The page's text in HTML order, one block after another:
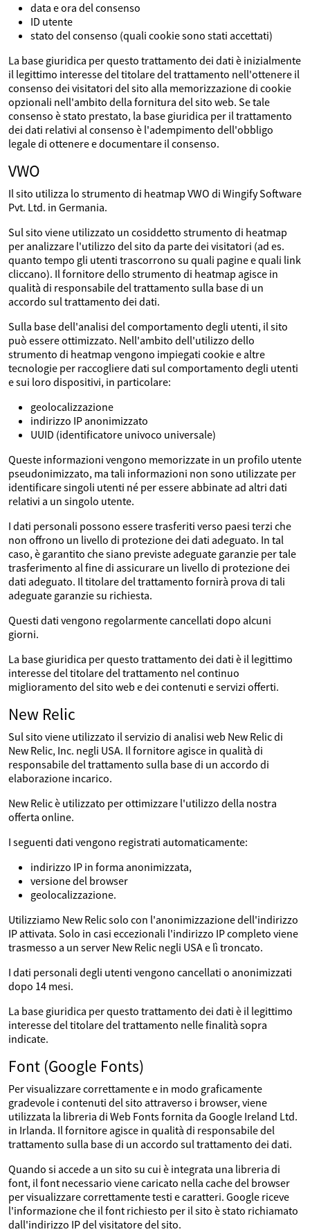
data e ora del consenso
ID utente
stato del consenso (quali cookie sono stati accettati)
La base giuridica per questo trattamento dei dati è inizialmente
il legittimo interesse del titolare del trattamento nell'ottenere il
consenso dei visitatori del sito alla memorizzazione di cookie
opzionali nell'ambito della fornitura del sito web. Se tale
consenso è stato prestato, la base giuridica per il trattamento
dei dati relativi al consenso è l'adempimento dell'obbligo
legale di ottenere e documentare il consenso.
VWO
Il sito utilizza lo strumento di heatmap VWO di Wingify Software
Pvt. Ltd. in Germania.
Sul sito viene utilizzato un cosiddetto strumento di heatmap
per analizzare l'utilizzo del sito da parte dei visitatori (ad es.
quanto tempo gli utenti trascorrono su quali pagine e quali link
cliccano). Il fornitore dello strumento di heatmap agisce in
qualità di responsabile del trattamento sulla base di un
accordo sul trattamento dei dati.
Sulla base dell'analisi del comportamento degli utenti, il sito
può essere ottimizzato. Nell'ambito dell'utilizzo dello
strumento di heatmap vengono impiegati cookie e altre
tecnologie per raccogliere dati sul comportamento degli utenti
e sui loro dispositivi, in particolare:
geolocalizzazione
indirizzo IP anonimizzato
UUID (identificatore univoco universale)
Queste informazioni vengono memorizzate in un profilo utente
pseudonimizzato, ma tali informazioni non sono utilizzate per
identificare singoli utenti né per essere abbinate ad altri dati
relativi a un singolo utente.
I dati personali possono essere trasferiti verso paesi terzi che
non offrono un livello di protezione dei dati adeguato. In tal
caso, è garantito che siano previste adeguate garanzie per tale
trasferimento al fine di assicurare un livello di protezione dei
dati adeguato. Il titolare del trattamento fornirà prova di tali
adeguate garanzie su richiesta.
Questi dati vengono regolarmente cancellati dopo alcuni
giorni.
La base giuridica per questo trattamento dei dati è il legittimo
interesse del titolare del trattamento nel continuo
miglioramento del sito web e dei contenuti e servizi offerti.
New Relic
Sul sito viene utilizzato il servizio di analisi web New Relic di
New Relic, Inc. negli USA. Il fornitore agisce in qualità di
responsabile del trattamento sulla base di un accordo di
elaborazione incarico.
New Relic è utilizzato per ottimizzare l'utilizzo della nostra
offerta online.
I seguenti dati vengono registrati automaticamente:
indirizzo IP in forma anonimizzata,
versione del browser
geolocalizzazione.
Utilizziamo New Relic solo con l'anonimizzazione dell'indirizzo
IP attivata. Solo in casi eccezionali l'indirizzo IP completo viene
trasmesso a un server New Relic negli USA e lì troncato.
I dati personali degli utenti vengono cancellati o anonimizzati
dopo 14 mesi.
La base giuridica per questo trattamento dei dati è il legittimo
interesse del titolare del trattamento nelle finalità sopra
indicate.
Font (Google Fonts)
Per visualizzare correttamente e in modo graficamente
gradevole i contenuti del sito attraverso i browser, viene
utilizzata la libreria di Web Fonts fornita da Google Ireland Ltd.
in Irlanda. Il fornitore agisce in qualità di responsabile del
trattamento sulla base di un accordo sul trattamento dei dati.
Quando si accede a un sito su cui è integrata una libreria di
font, il font necessario viene caricato nella cache del browser
per visualizzare correttamente testi e caratteri. Google riceve
l'informazione che il font richiesto per il sito è stato richiamato
dall'indirizzo IP del visitatore del sito.